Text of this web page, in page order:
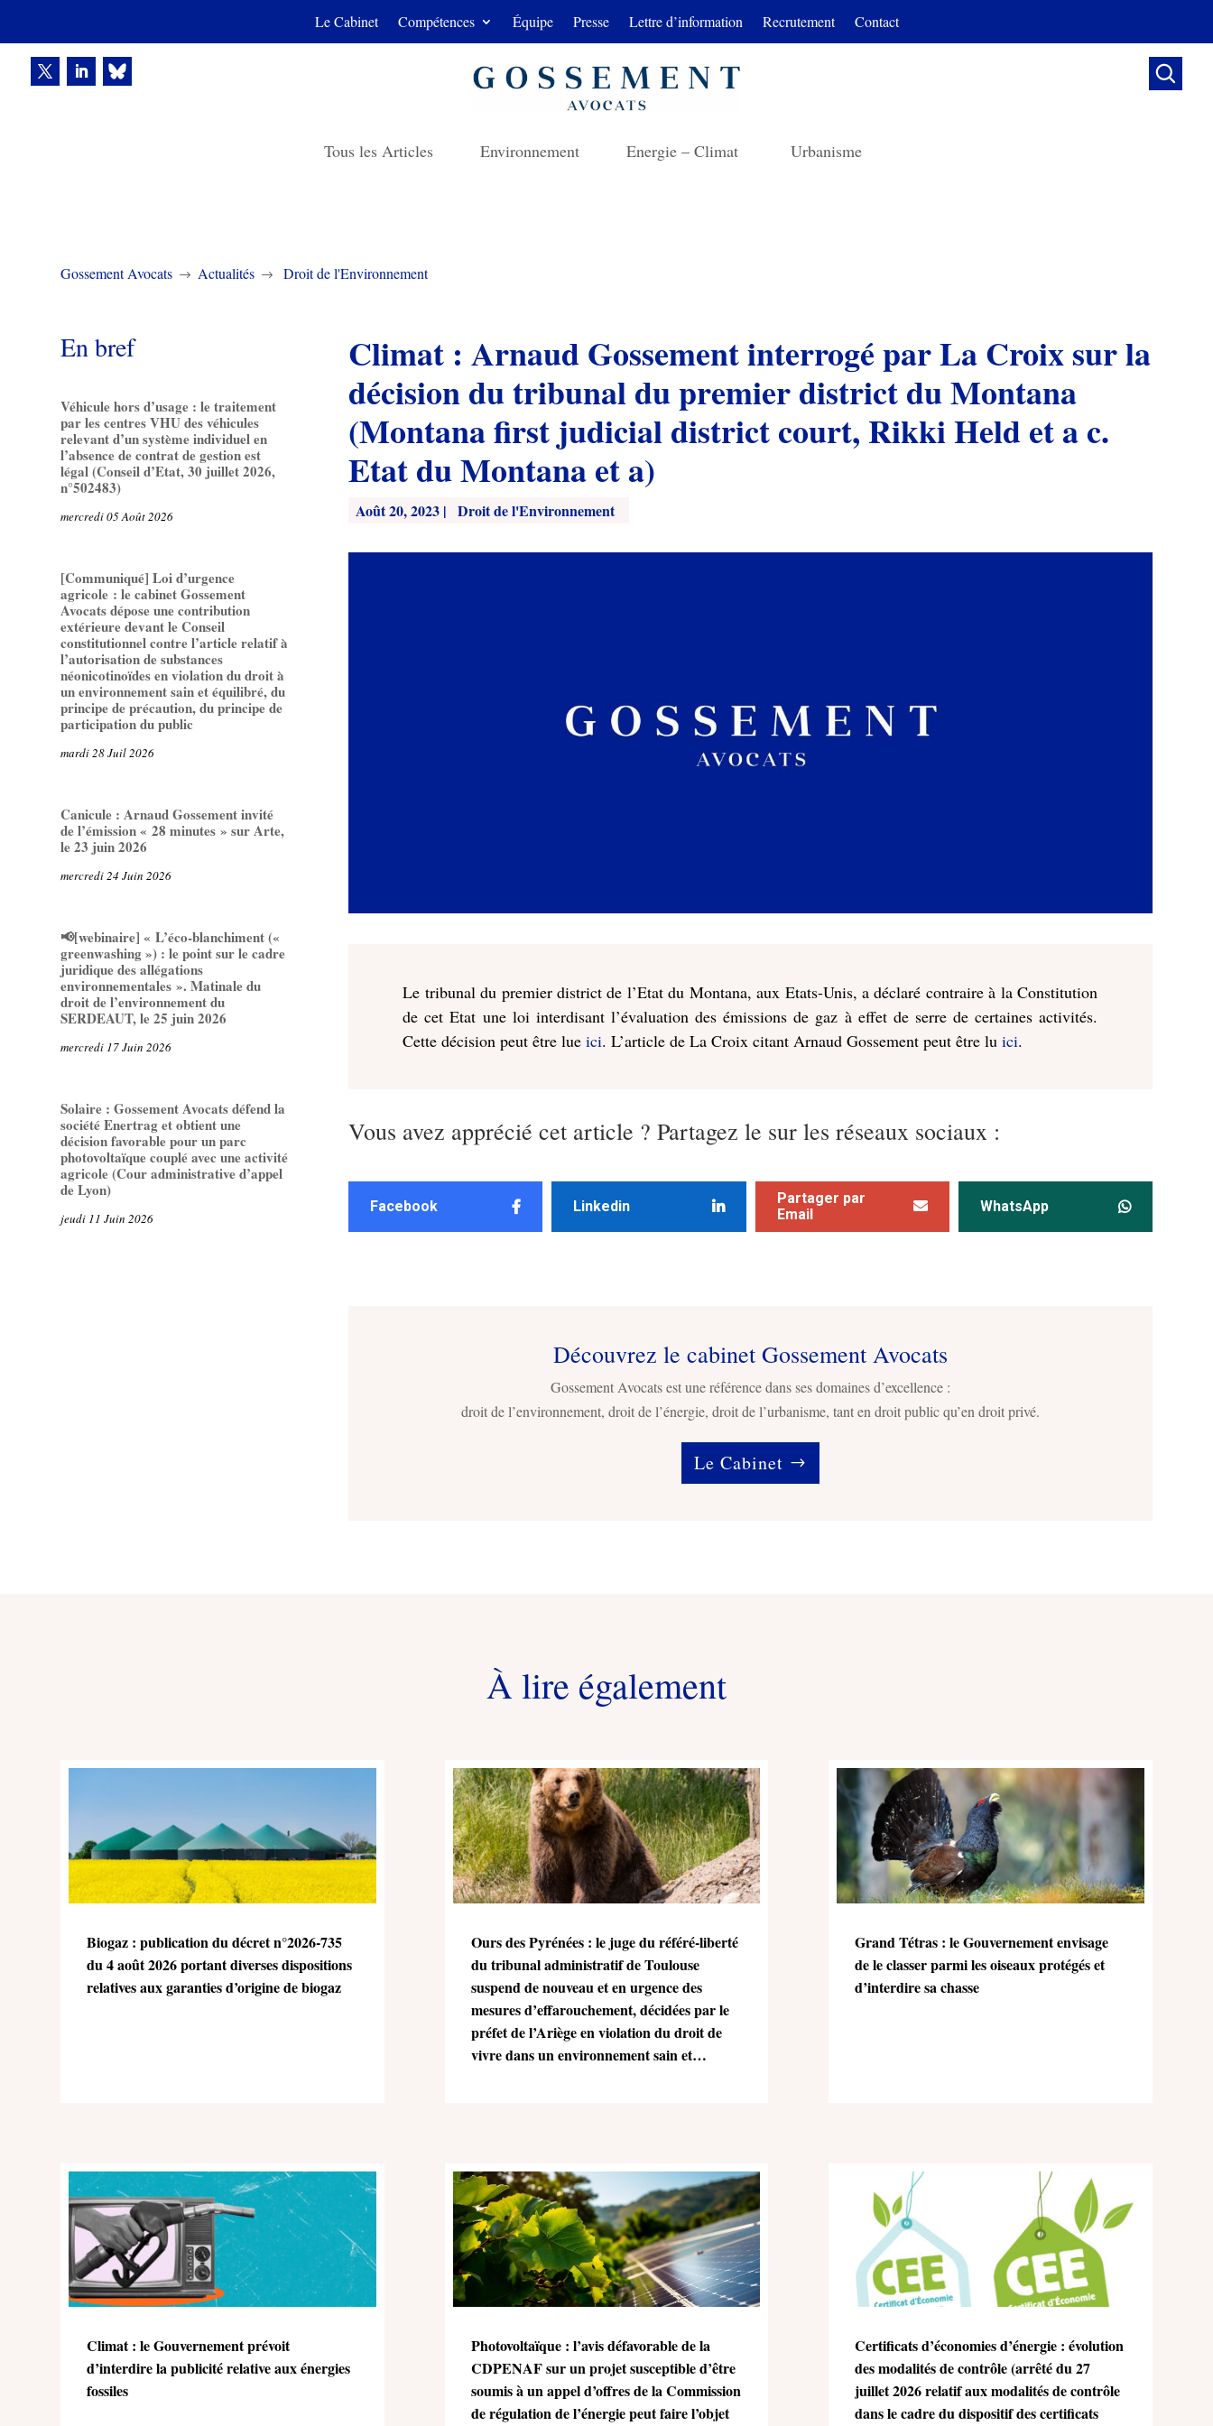
Le Cabinet Compétences Équipe Presse Lettre d’information Recrutement Contact

Tous les Articles Environnement Energie – Climat Urbanisme
Gossement Avocats $ Actualités $ Droit de l'Environnement
En bref
Véhicule hors d’usage : le traitement
par les centres VHU des véhicules
relevant d’un système individuel en
l’absence de contrat de gestion est
légal (Conseil d’Etat, 30 juillet 2026,
n°502483)
mercredi 05 Août 2026
[Communiqué] Loi d’urgence
agricole : le cabinet Gossement
Avocats dépose une contribution
extérieure devant le Conseil
constitutionnel contre l’article relatif à
l’autorisation de substances
néonicotinoïdes en violation du droit à
un environnement sain et équilibré, du
principe de précaution, du principe de
participation du public
mardi 28 Juil 2026
Canicule : Arnaud Gossement invité
de l’émission « 28 minutes » sur Arte,
le 23 juin 2026
mercredi 24 Juin 2026
📢[webinaire] « L’éco-blanchiment («
greenwashing ») : le point sur le cadre
juridique des allégations
environnementales ». Matinale du
droit de l’environnement du
SERDEAUT, le 25 juin 2026
mercredi 17 Juin 2026
Solaire : Gossement Avocats défend la
société Enertrag et obtient une
décision favorable pour un parc
photovoltaïque couplé avec une activité
agricole (Cour administrative d’appel
de Lyon)
jeudi 11 Juin 2026
Climat : Arnaud Gossement interrogé par La Croix sur la
décision du tribunal du premier district du Montana
(Montana first judicial district court, Rikki Held et a c.
Etat du Montana et a)
Août 20, 2023 | Droit de l'Environnement
Le tribunal du premier district de l’Etat du Montana, aux Etats-Unis, a déclaré contraire à la Constitution
de cet Etat une loi interdisant l’évaluation des émissions de gaz à effet de serre de certaines activités.
Cette décision peut être lueici. L’article de La Croix citant Arnaud Gossement peut être luici.
Vous avez apprécié cet article ? Partagez le sur les réseaux sociaux :
Facebook Linkedin
Partager par
Email
WhatsApp
Découvrez le cabinet Gossement Avocats
Gossement Avocats est une référence dans ses domaines d’excellence :
droit de l’environnement, droit de l’énergie, droit de l’urbanisme, tant en droit public qu’en droit privé.
Le Cabinet
À lire également
Biogaz : publication du décret n°2026-735
du 4 août 2026 portant diverses dispositions
relatives aux garanties d’origine de biogaz
Climat : le Gouvernement prévoit
d’interdire la publicité relative aux énergies
fossiles
Ours des Pyrénées : le juge du référé-liberté
du tribunal administratif de Toulouse
suspend de nouveau et en urgence des
mesures d’effarouchement, décidées par le
préfet de l’Ariège en violation du droit de
vivre dans un environnement sain et
Photovoltaïque : l’avis défavorable de la
CDPENAF sur un projet susceptible d’être
soumis à un appel d’offres de la Commission
de régulation de l’énergie peut faire l’objet
Grand Tétras : le Gouvernement envisage
de le classer parmi les oiseaux protégés et
d’interdire sa chasse
Certificats d’économies d’énergie : évolution
des modalités de contrôle (arrêté du 27
juillet 2026 relatif aux modalités de contrôle
dans le cadre du dispositif des certificats